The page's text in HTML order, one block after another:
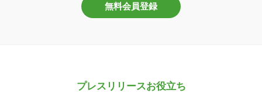
無料会員登録
プレスリリースお役立ち